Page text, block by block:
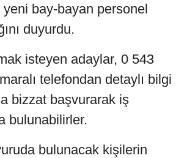
bay-bayan personel
duyurdu.
isteyen adaylar, 0 543
telefondan detaylı bilgi
bizzat başvurarak iş
bulunabilirler.
bulunacak kişilerin